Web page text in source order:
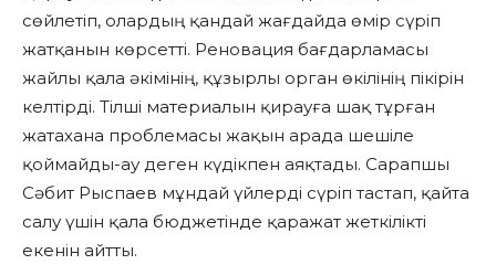
сөйлетіп, олардың қандай жағдайда өмір сүріп
жатқанын көрсетті. Реновация бағдарламасы
жайлы қала әкімінің, құзырлы орган өкілінің пікірін
келтірді. Тілші материалын қирауға шақ тұрған
жатахана проблемасы жақын арада шешіле
қоймайды-ау деген күдікпен аяқтады. Сарапшы
Сәбит Рыспаев мұндай үйлерді сүріп тастап, қайта
салу үшін қала бюджетінде қаражат жеткілікті
екенін айтты.